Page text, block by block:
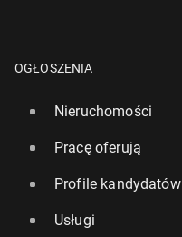
OGŁOSZENIA
Nieruchomości
Pracę oferują
Profile kandydatów
Usługi